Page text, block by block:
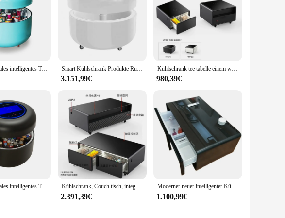
Multifunktion ales intelligentes Touchscreen-Kühlschrank design mit rundem Couch tisch Smart Kühlschrank Produkte Runde Kaffee Tisch Kühlschrank Blutooth Smart Kühler Tabelle 2021 Kreative Coosno Hause Café Tee Tisch T/T
3.151,99€
Kühlschrank tee tabelle einem wohnzimmer einfache moderne kleine multi-funktionale büro business touchscreen intelligente möbel
980,39€
Multifunktion ales intelligentes Touchscreen-Kühlschrank design mit rundem Couch tisch Kühlschrank, Couch tisch, integriertes Wohnzimmer, Zuhause, leichter Luxus, modern, einfach, Touchscreen, intelligente Möbel
2.391,39€
Moderner neuer intelligenter Kühlschrank-Couchtisch mit Aufbewahrungsschrank
1.100,99€